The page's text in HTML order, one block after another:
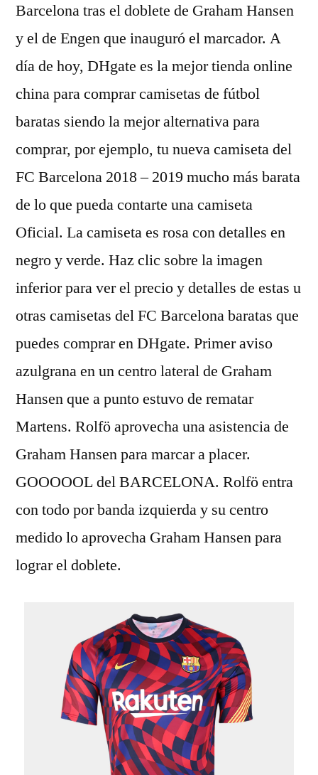
Barcelona tras el doblete de Graham Hansen
y el de Engen que inauguró el marcador. A
día de hoy, DHgate es la mejor tienda online
china para comprar camisetas de fútbol
baratas siendo la mejor alternativa para
comprar, por ejemplo, tu nueva camiseta del
FC Barcelona 2018 – 2019 mucho más barata
de lo que pueda contarte una camiseta
Oficial. La camiseta es rosa con detalles en
negro y verde. Haz clic sobre la imagen
inferior para ver el precio y detalles de estas u
otras camisetas del FC Barcelona baratas que
puedes comprar en DHgate. Primer aviso
azulgrana en un centro lateral de Graham
Hansen que a punto estuvo de rematar
Martens. Rolfö aprovecha una asistencia de
Graham Hansen para marcar a placer.
GOOOOOL del BARCELONA. Rolfö entra
con todo por banda izquierda y su centro
medido lo aprovecha Graham Hansen para
lograr el doblete.